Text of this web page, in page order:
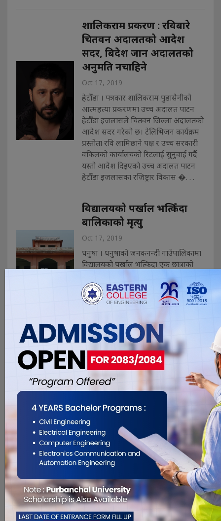
शालिकराम प्रकरण : रविबारे
चितवन अदालतको आदेश
सदर, बिदेश जान अदालतको
अनुमति नचाहिने
Oct 17, 2019
हेटौँडा । पत्रकार शालिकराम पुडासैनीको
आत्महत्या प्रकरणमा उच्च अदालत पाटन
हेटौँडा इजलासले चितवन जिल्ला अदालतको
आदेश सदर गरेको छ। टेलिभिजन कार्यक्रम
प्रस्तोता रवि लामिछाने पक्ष र उच्च सरकारी
वकिलको कार्यालयको रिटलाई सुनुवाई गर्दै
यस्तो आदेश दिइएको उच्च अदालत पाटन
हेटौँडा इजलासका रजिष्ट्रार विकास �. . .
विद्यालयको पर्खाल भत्किँदा
बालिकाको मृत्यु
Oct 17, 2019
धनुषा । धनुषाको जनकनन्दी गाउँपालिकामा
विद्यालयको पर्खाल भत्किदा एक छात्राको
मृत्यु भएको छ । बिहीबार सो गाउँपालिकाको
वडा नंं ४ खजुरीस्थित श्री केएसएचबि उच्च
माध्यमिक विद्यालयको पर्खाल भत्किदा
ससना सादाको मृत्यु भएको हो । पढ्दै गर्दा
पर्खाल ढल्दा त्यसमा च्यापि�. . .
चोरी गर्ने छोरा र लुकाउन
सघाउने आमा पक्राउ
Oct 17, 2019
सप्तरी । सप्तरीको आधा दर्जन वढी स्थानमा
चोरी गर्ने एक नाबालक तथा चोरीको सामान
लुकाउन सघाउने उनको आमालाई पक्राउ गरी
प्रहरीले बिहीबार सार्वजनिक गरेको छ ।
अघिल्लो दिन चोरीको सामानसहित पक्राउ
परेका महदेवा गाउँपालिका १ घर भई हाल
राजविराज नगरपालिका ८ मा भाडाको कोठा
लिई बस्दै आएका १६ वर्षीय राजेन्द्र (नाम . . .